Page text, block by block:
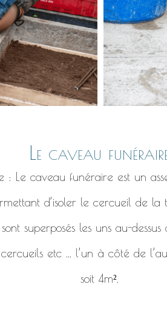
Le caveau
Le caveau funéraire est un
d’isoler le cercueil de
superposés les uns au-
etc ... l’un à côté de
soit 4m².